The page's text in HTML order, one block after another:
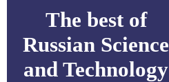
The best of
Russian Science
and Technology